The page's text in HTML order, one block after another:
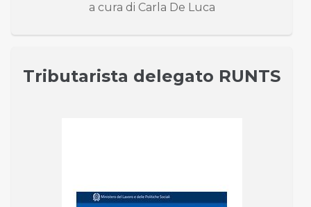
a cura di Carla De Luca
Tributarista delegato RUNTS